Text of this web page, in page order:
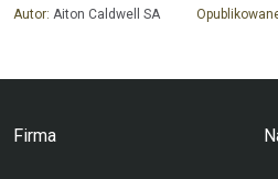
Autor: Aiton Caldwell SA
Firma